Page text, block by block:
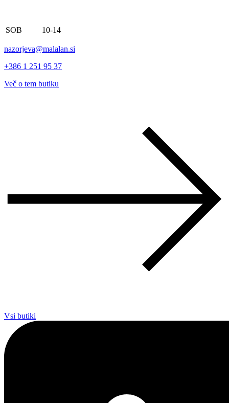
SOB 10-14
nazorjeva@malalan.si
+386 1 251 95 37
Več o tem butiku
Vsi butiki